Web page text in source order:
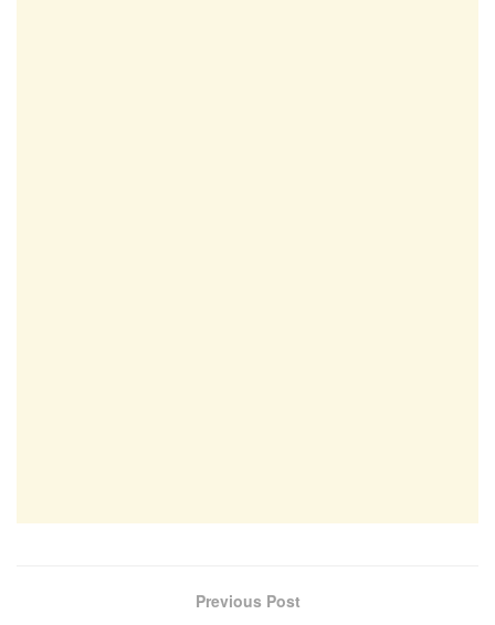
Previous Post